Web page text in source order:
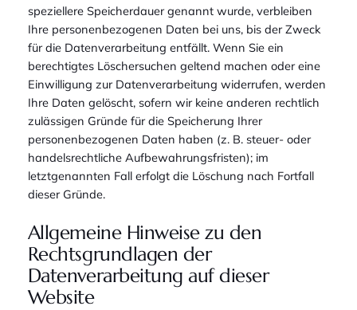
speziellere Speicherdauer genannt wurde, verbleiben
Ihre personenbezogenen Daten bei uns, bis der Zweck
für die Datenverarbeitung entfällt. Wenn Sie ein
berechtigtes Löschersuchen geltend machen oder eine
Einwilligung zur Datenverarbeitung widerrufen, werden
Ihre Daten gelöscht, sofern wir keine anderen rechtlich
zulässigen Gründe für die Speicherung Ihrer
personenbezogenen Daten haben (z. B. steuer- oder
handelsrechtliche Aufbewahrungsfristen); im
letztgenannten Fall erfolgt die Löschung nach Fortfall
dieser Gründe.
Allgemeine Hinweise zu den
Rechtsgrundlagen der
Datenverarbeitung auf dieser
Website